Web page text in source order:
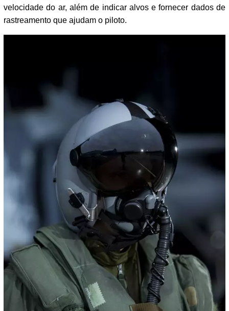
velocidade do ar, além de indicar alvos e fornecer dados de
rastreamento que ajudam o piloto.